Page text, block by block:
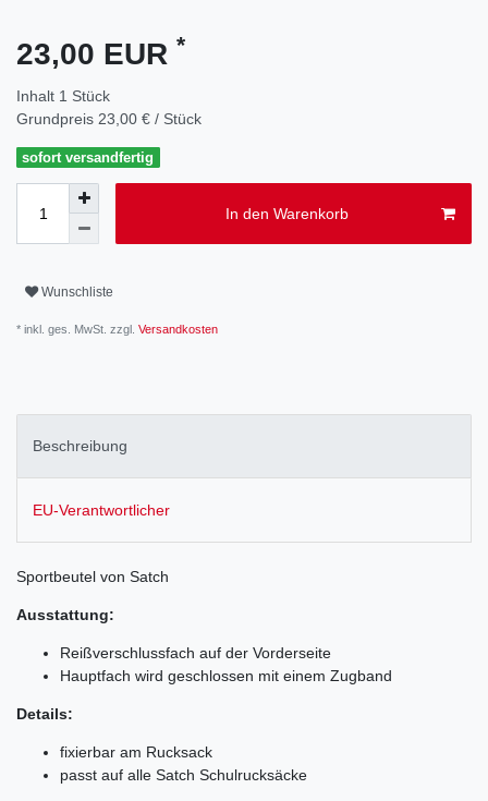
23,00 EUR *
Inhalt 1 Stück
Grundpreis 23,00 € / Stück
sofort versandfertig
In den Warenkorb
Wunschliste
* inkl. ges. MwSt. zzgl. Versandkosten
Beschreibung
EU-Verantwortlicher
Sportbeutel von Satch
Ausstattung:
Reißverschlussfach auf der Vorderseite
Hauptfach wird geschlossen mit einem Zugband
Details:
fixierbar am Rucksack
passt auf alle Satch Schulrucksäcke